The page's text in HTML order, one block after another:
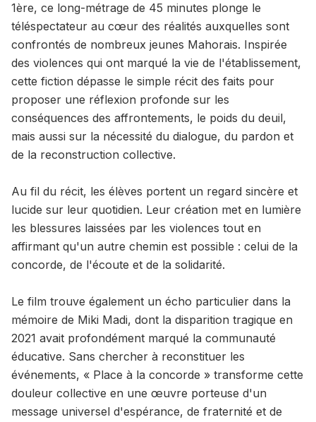
1ère, ce long-métrage de 45 minutes plonge le
téléspectateur au cœur des réalités auxquelles sont
confrontés de nombreux jeunes Mahorais. Inspirée
des violences qui ont marqué la vie de l'établissement,
cette fiction dépasse le simple récit des faits pour
proposer une réflexion profonde sur les
conséquences des affrontements, le poids du deuil,
mais aussi sur la nécessité du dialogue, du pardon et
de la reconstruction collective.
Au fil du récit, les élèves portent un regard sincère et
lucide sur leur quotidien. Leur création met en lumière
les blessures laissées par les violences tout en
affirmant qu'un autre chemin est possible : celui de la
concorde, de l'écoute et de la solidarité.
Le film trouve également un écho particulier dans la
mémoire de Miki Madi, dont la disparition tragique en
2021 avait profondément marqué la communauté
éducative. Sans chercher à reconstituer les
événements, « Place à la concorde » transforme cette
douleur collective en une œuvre porteuse d'un
message universel d'espérance, de fraternité et de